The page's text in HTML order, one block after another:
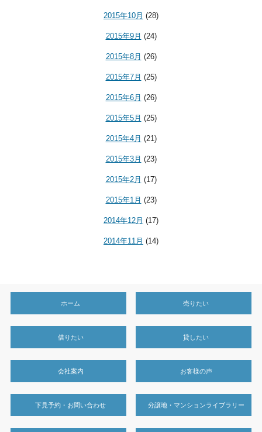
2015年10月 (28)
2015年9月 (24)
2015年8月 (26)
2015年7月 (25)
2015年6月 (26)
2015年5月 (25)
2015年4月 (21)
2015年3月 (23)
2015年2月 (17)
2015年1月 (23)
2014年12月 (17)
2014年11月 (14)
ホーム 売りたい
借りたい 貸したい
会社案内 お客様の声
下見予約・お問い合わせ 分譲地・マンションライブラリー